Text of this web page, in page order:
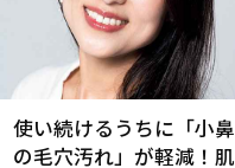
使い続けるうちに「小鼻
の毛穴汚れ」が軽減！肌